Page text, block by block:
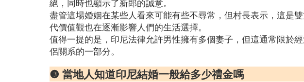
盡管這場婚姻在某些人看來可能有些不尋常，但村長表示，這是
代價值觀也在逐漸影響人們的生活選擇。
值得一提的是，印尼法律允許男性擁有多個妻子，但這通常限於
侶關系的一部分。
❸ 當地人知道印尼結婚一般給多少禮金嗎